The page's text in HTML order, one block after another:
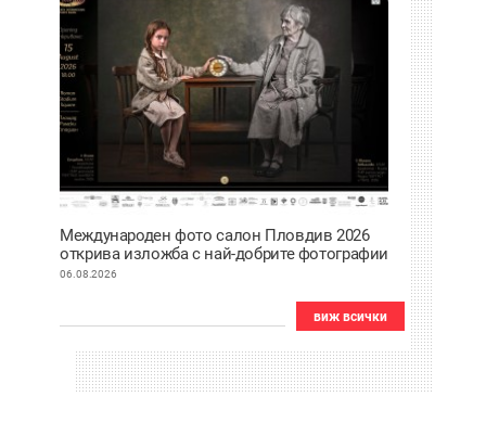
Международен фото салон Пловдив 2026
открива изложба с най-добрите фотографии
от тазгодишното издание
06.08.2026
виж всички